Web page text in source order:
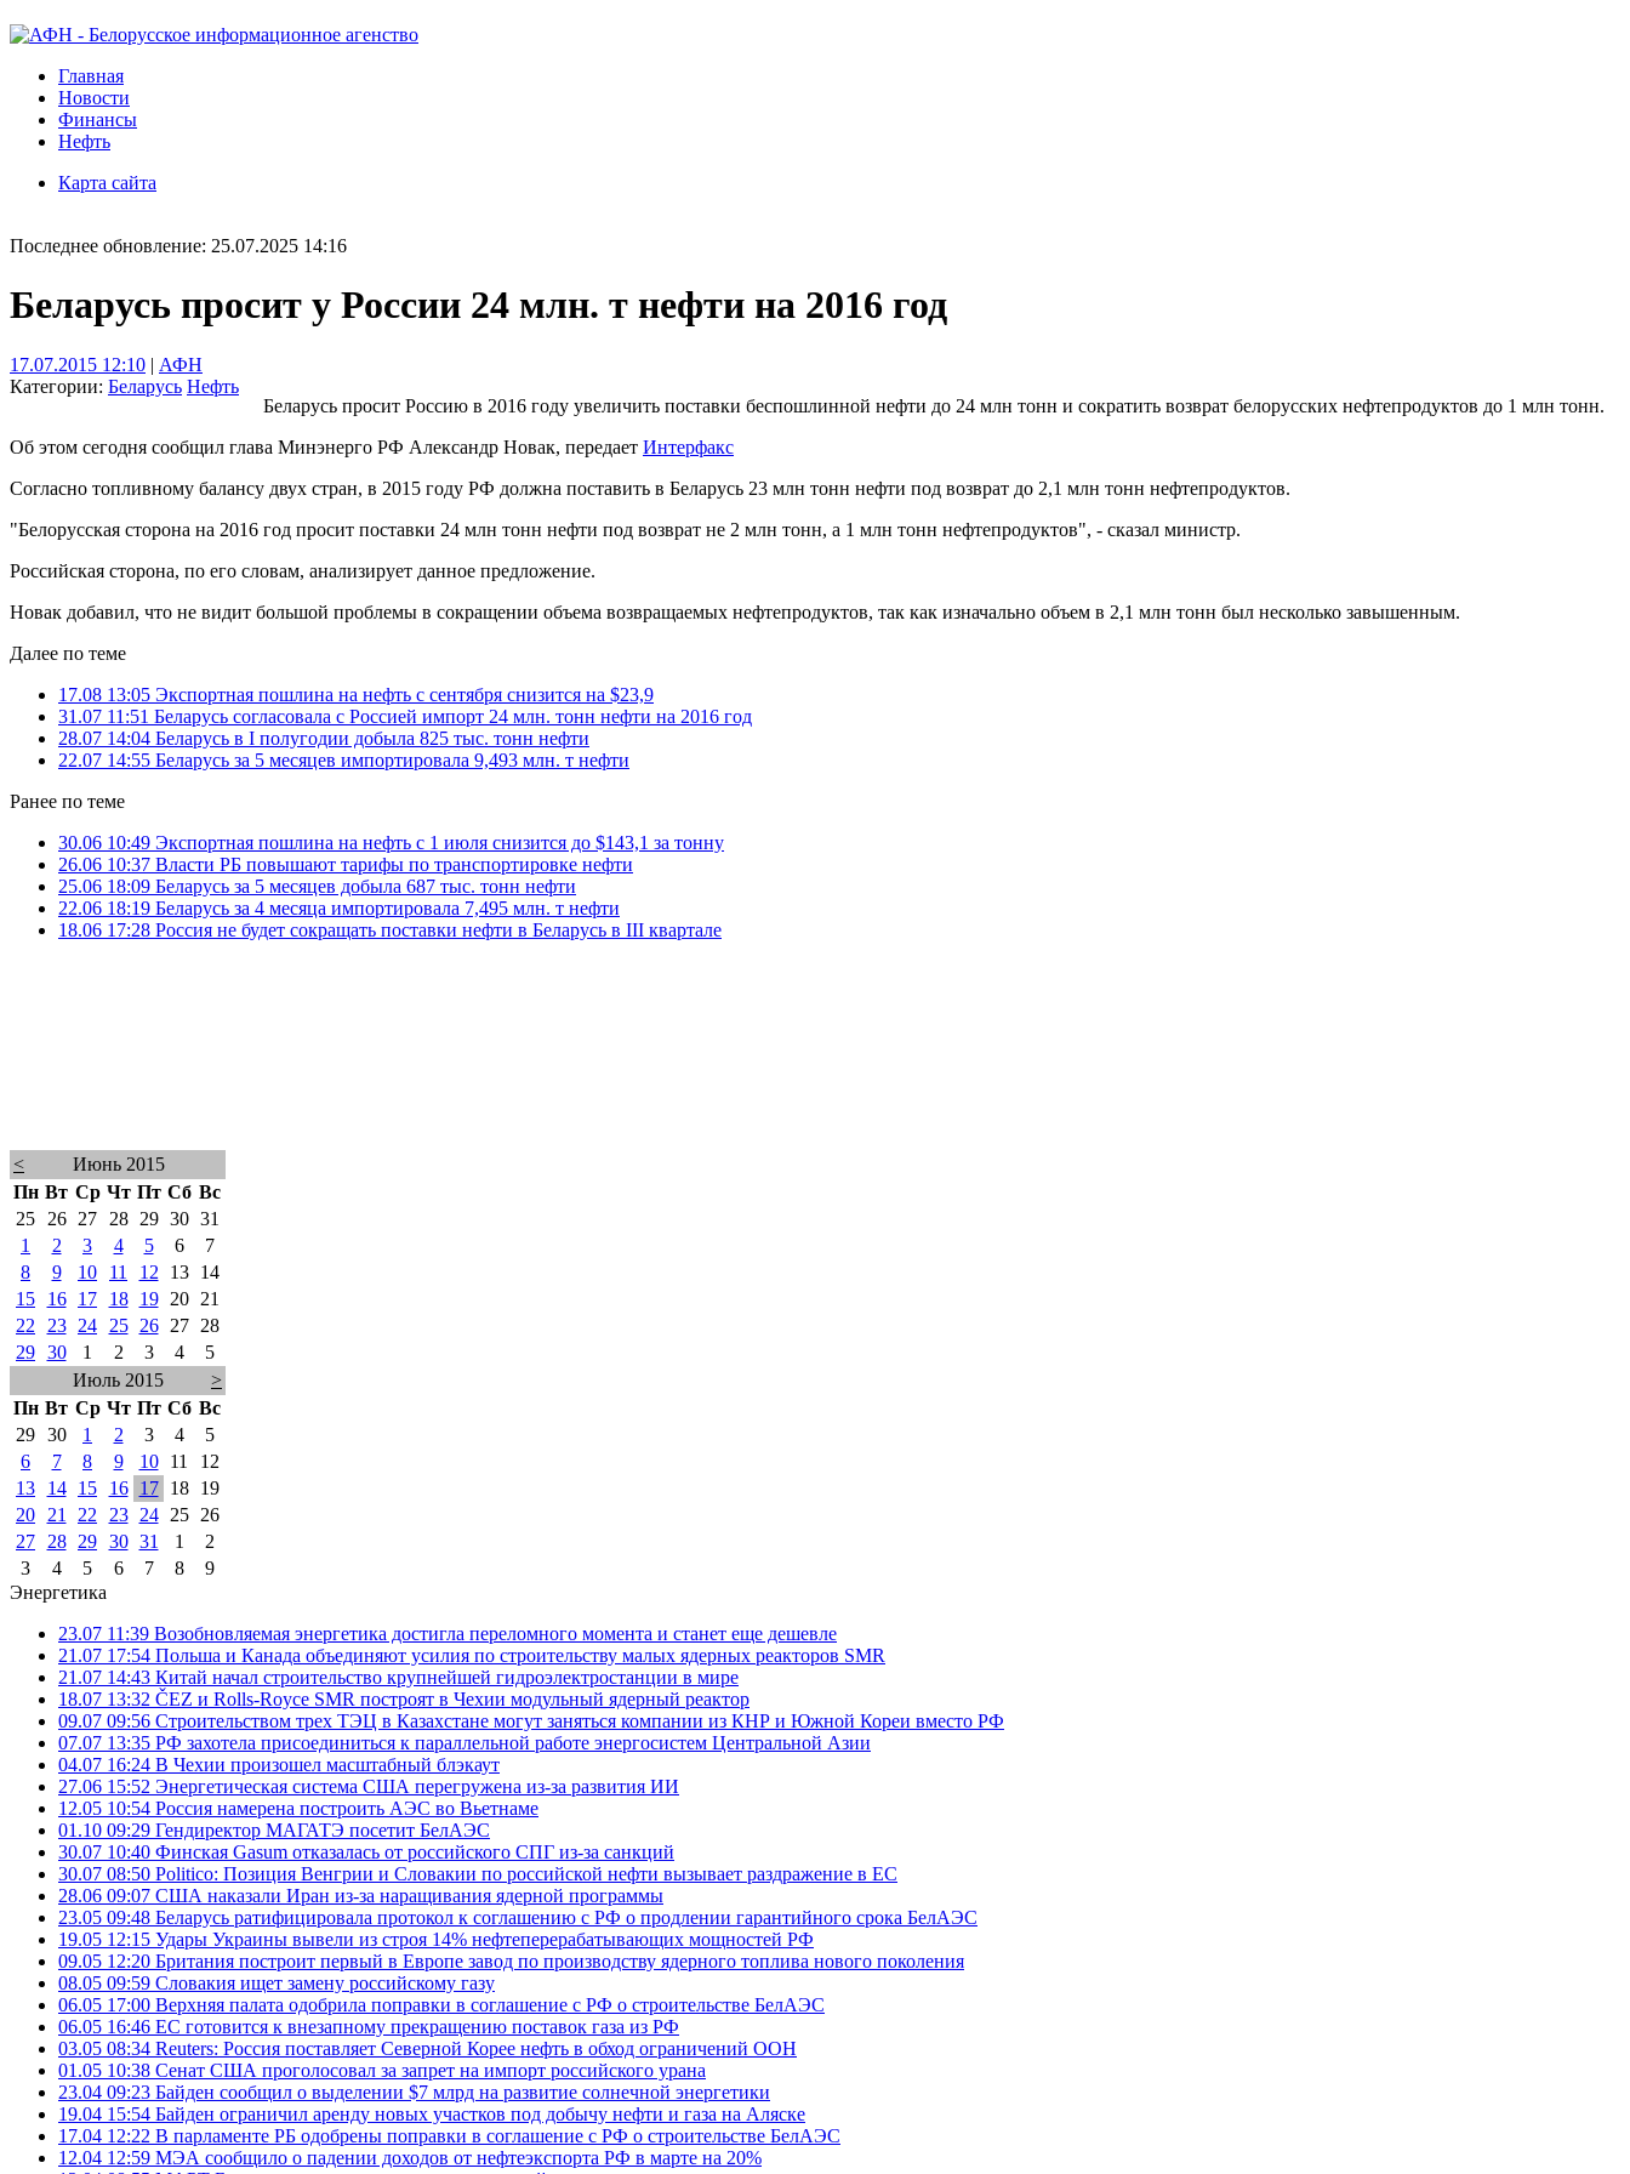
Главная
Новости
Финансы
Нефть
Карта сайта
Последнее обновление: 25.07.2025 14:16
Беларусь просит у России 24 млн. т нефти на 2016 год
17.07.2015 12:10 | АФН
Категории: Беларусь Нефть
Беларусь просит Россию в 2016 году увеличить поставки беспошлинной нефти до 24 млн тонн и сократить возврат белорусских нефтепродуктов до 1 млн тонн.
Об этом сегодня сообщил глава Минэнерго РФ Александр Новак, передает Интерфакс
Согласно топливному балансу двух стран, в 2015 году РФ должна поставить в Беларусь 23 млн тонн нефти под возврат до 2,1 млн тонн нефтепродуктов.
"Белорусская сторона на 2016 год просит поставки 24 млн тонн нефти под возврат не 2 млн тонн, а 1 млн тонн нефтепродуктов", - сказал министр.
Российская сторона, по его словам, анализирует данное предложение.
Новак добавил, что не видит большой проблемы в сокращении объема возвращаемых нефтепродуктов, так как изначально объем в 2,1 млн тонн был несколько завышенным.
Далее по теме
17.08 13:05 Экспортная пошлина на нефть с сентября снизится на $23,9
31.07 11:51 Беларусь согласовала с Россией импорт 24 млн. тонн нефти на 2016 год
28.07 14:04 Беларусь в I полугодии добыла 825 тыс. тонн нефти
22.07 14:55 Беларусь за 5 месяцев импортировала 9,493 млн. т нефти
Ранее по теме
30.06 10:49 Экспортная пошлина на нефть с 1 июля снизится до $143,1 за тонну
26.06 10:37 Власти РБ повышают тарифы по транспортировке нефти
25.06 18:09 Беларусь за 5 месяцев добыла 687 тыс. тонн нефти
22.06 18:19 Беларусь за 4 месяца импортировала 7,495 млн. т нефти
18.06 17:28 Россия не будет сокращать поставки нефти в Беларусь в III квартале
<
Июнь 2015
Пн Вт Ср Чт Пт Сб Вс
25
26 27 28 29 30 31
1
2 3 4 5 6
7
8
9 10 11 12 13
14
15
16 17 18 19 20
21
22
23 24 25 26 27
28
29 30 1 2 3 4
5
Июль 2015
>
Пн Вт Ср Чт Пт Сб Вс
29 30 1 2 3 4
5
6
7 8 9 10 11
12
13
14 15 16 17 18
19
20
21 22 23 24 25
26
27
28 29 30 31 1
2
3
4 5 6 7 8
9
Энергетика
23.07 11:39 Возобновляемая энергетика достигла переломного момента и станет еще дешевле
21.07 17:54 Польша и Канада объединяют усилия по строительству малых ядерных реакторов SMR
21.07 14:43 Китай начал строительство крупнейшей гидроэлектростанции в мире
18.07 13:32 ČEZ и Rolls-Royce SMR построят в Чехии модульный ядерный реактор
09.07 09:56 Строительством трех ТЭЦ в Казахстане могут заняться компании из КНР и Южной Кореи вместо РФ
07.07 13:35 РФ захотела присоединиться к параллельной работе энергосистем Центральной Азии
04.07 16:24 В Чехии произошел масштабный блэкаут
27.06 15:52 Энергетическая система США перегружена из-за развития ИИ
12.05 10:54 Россия намерена построить АЭС во Вьетнаме
01.10 09:29 Гендиректор МАГАТЭ посетит БелАЭС
30.07 10:40 Финская Gasum отказалась от российского СПГ из-за санкций
30.07 08:50 Politico: Позиция Венгрии и Словакии по российской нефти вызывает раздражение в ЕС
28.06 09:07 США наказали Иран из-за наращивания ядерной программы
23.05 09:48 Беларусь ратифицировала протокол к соглашению с РФ о продлении гарантийного срока БелАЭС
19.05 12:15 Удары Украины вывели из строя 14% нефтеперерабатывающих мощностей РФ
09.05 12:20 Британия построит первый в Европе завод по производству ядерного топлива нового поколения
08.05 09:59 Словакия ищет замену российскому газу
06.05 17:00 Верхняя палата одобрила поправки в соглашение с РФ о строительстве БелАЭС
06.05 16:46 ЕС готовится к внезапному прекращению поставок газа из РФ
03.05 08:34 Reuters: Россия поставляет Северной Корее нефть в обход ограничений ООН
01.05 10:38 Сенат США проголосовал за запрет на импорт российского урана
23.04 09:23 Байден сообщил о выделении $7 млрд на развитие солнечной энергетики
19.04 15:54 Байден ограничил аренду новых участков под добычу нефти и газа на Аляске
17.04 12:22 В парламенте РБ одобрены поправки в соглашение с РФ о строительстве БелАЭС
12.04 12:59 МЭА сообщило о падении доходов от нефтеэкспорта РФ в марте на 20%